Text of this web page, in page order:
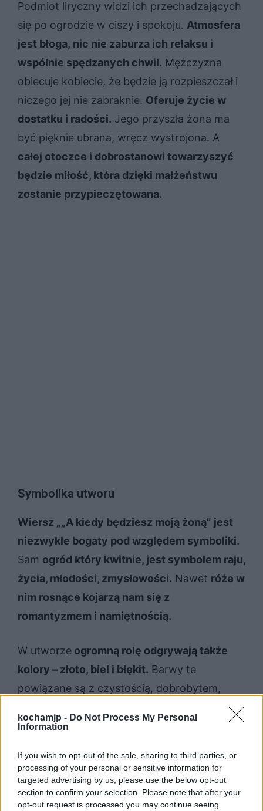
kochamjp - Do Not Process My Personal
Information
If you wish to opt-out of the sale, sharing to third parties, or
processing of your personal or sensitive information for
targeted advertising by us, please use the below opt-out
section to confirm your selection. Please note that after your
opt-out request is processed you may continue seeing
Podmiot liryczny widzi ich przechadzających
się po ogrodzie w ciszy i spokoju. Atmosfera
jest błoga, nic nie zaburza ich relaksu i
wspólnie spędzanych chwil. Mężczyzna
obiecuje kobiecie, że będzie ją rozpieszczał i
niczego jej nie zabraknie. Oferuje życie w
dostatku i radości. Jego przyszła żona ma
być pięknie ubrana, wręcz wystrojona. A
całej otoczce i dobrostanowi towarzyszyć
będzie miłość, która dzięki małżeństwu
zostanie przypieczętowana.
Symbolika utworu
Wiersz „„A kiedy będziesz moją żoną” jest
niezwykle bogaty pod względem symboliki.
Sam ogród który kwitnie, jest symbolem raju,
życia, młodości, zmysłowości. Nawet róże w
nim rosnące kojarzą nam się z
romantyzmem i namiętnością.
W utworze ogromną rolę odgrywają także
kolory – złoto, biel i błękit. Barwy te
powiązane są z czystością, dobrobytem,
przestrzenią. Wspomnianynarcyz to symbol
lipa jako drzewo uznawana była przez
przodków za drzewo bóstw miłości i życia
rodzinnego. Niezapominajka to kwiat